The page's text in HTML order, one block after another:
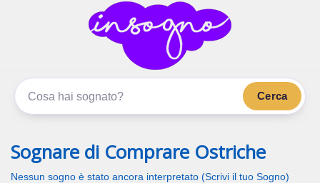
inSogno.com
I sogni significano di più
Cerca
Sognare di Comprare Ostriche
Nessun sogno è stato ancora interpretato (Scrivi il tuo Sogno)